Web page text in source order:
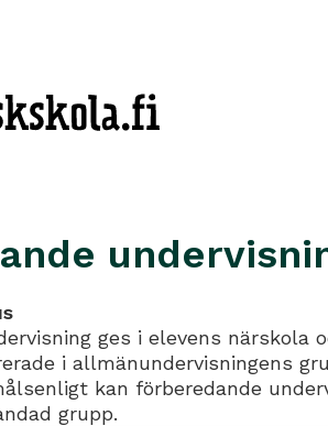
ges i elevens närskola
i allmänundervisningens
kan förberedande
grupp.